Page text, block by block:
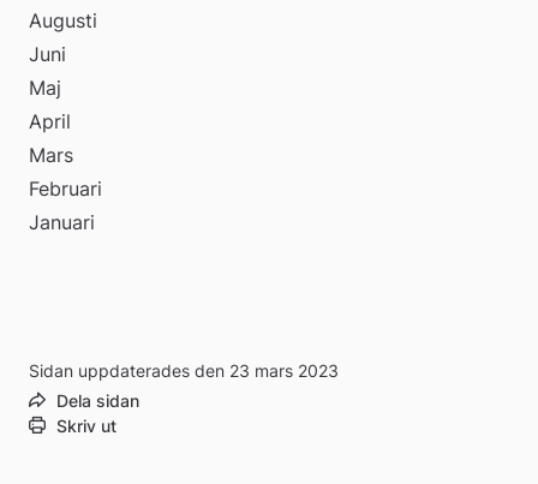
Augusti
Juni
Maj
April
Mars
Februari
Januari
Sidan uppdaterades den 23 mars 2023
Dela sidan
Skriv ut